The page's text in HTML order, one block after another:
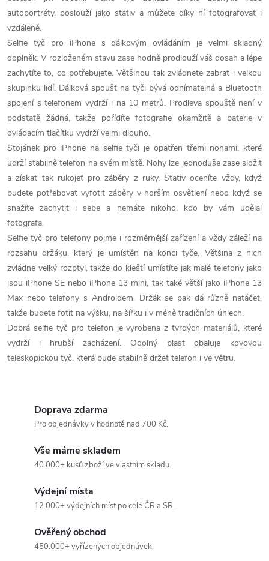
á
d
a
c
í
p
r
v
k
y
v
ý
p
i
s
autoportréty, poslouží jako stativ a můžete díky ní fotografovat i
vzdáleně.
Selfie tyč pro iPhone s dálkovým ovládáním je velmi skladný
doplněk. V rozloženém stavu zase hodně prodlouží váš dosah a lépe
zachytíte to, co potřebujete. Většinou tak zvládnete zabrat i velkou
skupinku lidí. Dálková spoušť na tyči bývá odnímatelná a Bluetooth
spojení s telefonem vydrží i na 10 metrů. Prodleva spouště není v
podstatě žádná, takže pořídíte fotografie okamžitě a baterie v
ovládacím tlačítku vydrží velmi dlouho.
Stojánek pro iPhone na selfie tyči je opatřen třemi nohami, které
udrží stabilně telefon na svém místě. Nohy lze jednoduše zase složit
a získat tak rukojeť pro záběry z ruky. Stativ oceníte vždy, když
budete potřebovat vyfotit záběry v horším osvětlení nebo když se
snažíte zachytit i sebe a nemáte nikoho, kdo by vám udělal
fotografa.
Selfie tyč pro telefony pojme i rozměrnější zařízení a vždy záleží na
rozsahu držáku, který je umístěn na konci tyče. Většina z nich
zvládne velký rozptyl, takže do kleští umístíte jak malé telefony jako
jsou iPhone SE nebo iPhone 13 mini, tak také větší jako iPhone 13
Max nebo telefony s Androidem. Držák se pak dá různě natáčet,
takže budete fotit na výšku, na šířku i v méně tradičních úhlech.
Dobrá selfie tyč pro telefon je vyrobena z tvrdých materiálů, které
vydrží i hrubší zacházení. Odolný plast obaluje kovovou
teleskopickou tyč, která bude stabilně držet telefon i ve větru.
Doprava zdarma
Pro objednávky v hodnotě nad 700 Kč.
Vše máme skladem
40.000+ kusů zboží ve vlastním skladu.
Výdejní místa
12.000+ výdejních míst po celé ČR a SR.
Ověřený obchod
450.000+ vyřízených objednávek.